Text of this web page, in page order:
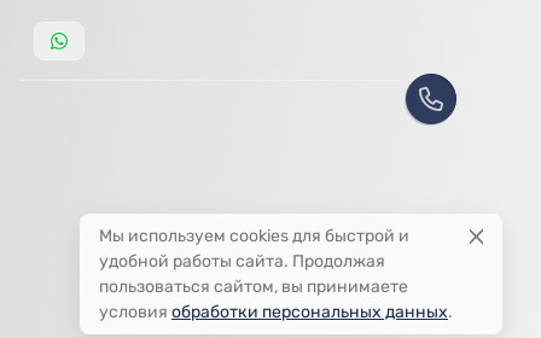
Мы используем cookies для быстрой и
удобной работы сайта. Продолжая
пользоваться сайтом, вы принимаете
условия обработки персональных данных.